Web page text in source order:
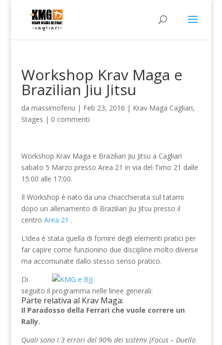
Workshop Krav Maga e
Brazilian Jiu Jitsu
da massimofenu | Feb 23, 2016 | Krav Maga Cagliari,
Stages | 0 commenti
Workshop Krav Maga e Brazilian Jiu Jitsu a Cagliari
sabato 5 Marzo presso Area 21 in via del Timo 21 dalle
15:00 alle 17:00.
Il Workshop è nato da una chiacchierata sul tatami
dopo un allenamento di Brazilian Jiu Jitsu presso il
centro Area 21 .
L’idea è stata quella di fornire degli elementi pratici per
far capire come funzionino due discipline molto diverse
ma accomunate dallo stesso senso pratico.
Di
seguito il programma nelle linee generali:
Parte relativa al Krav Maga:
Il Paradosso della Ferrari che vuole correre un
Rally.
Quali sono I 3 errori del 90% dei sistemi (Focus – Duello